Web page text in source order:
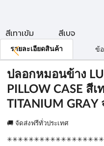
สีเทาเข้ม สีเบจ
รายละเอียดสินค้า ข้
ปลอกหมอนข้าง
PILLOW CASE สี
TITANIUM
🚚 จัดส่งฟรีทั่วประเทศ